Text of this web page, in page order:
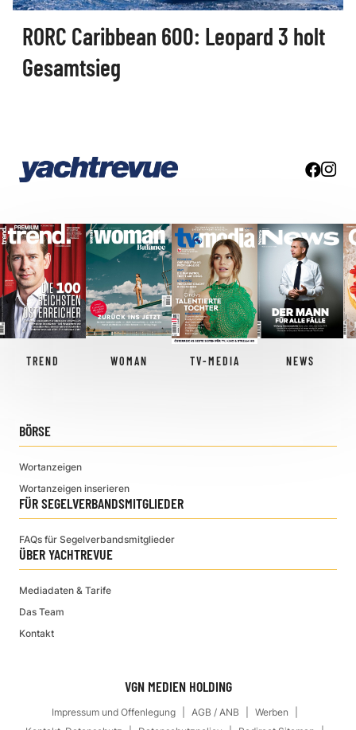
RORC Caribbean 600: Leopard 3 holt
Gesamtsieg
TREND WOMAN TV-MEDIA NEWS
BÖRSE
Wortanzeigen
Wortanzeigen inserieren
FÜR SEGELVERBANDSMITGLIEDER
FAQs für Segelverbandsmitglieder
ÜBER YACHTREVUE
Mediadaten & Tarife
Das Team
Kontakt
VGN MEDIEN HOLDING
Impressum und Offenlegung AGB / ANB
Werben